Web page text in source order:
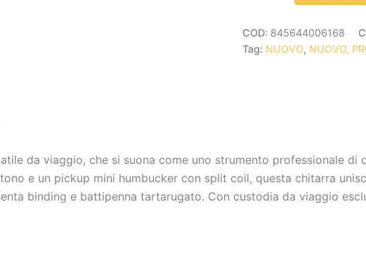
COD: 845644006168
Tag: NUOVO, NUOVO,
da viaggio, che si suona come uno strumento professionale
e un pickup mini humbucker con split coil, questa chitarra
binding e battipenna tartarugato. Con custodia da viaggio